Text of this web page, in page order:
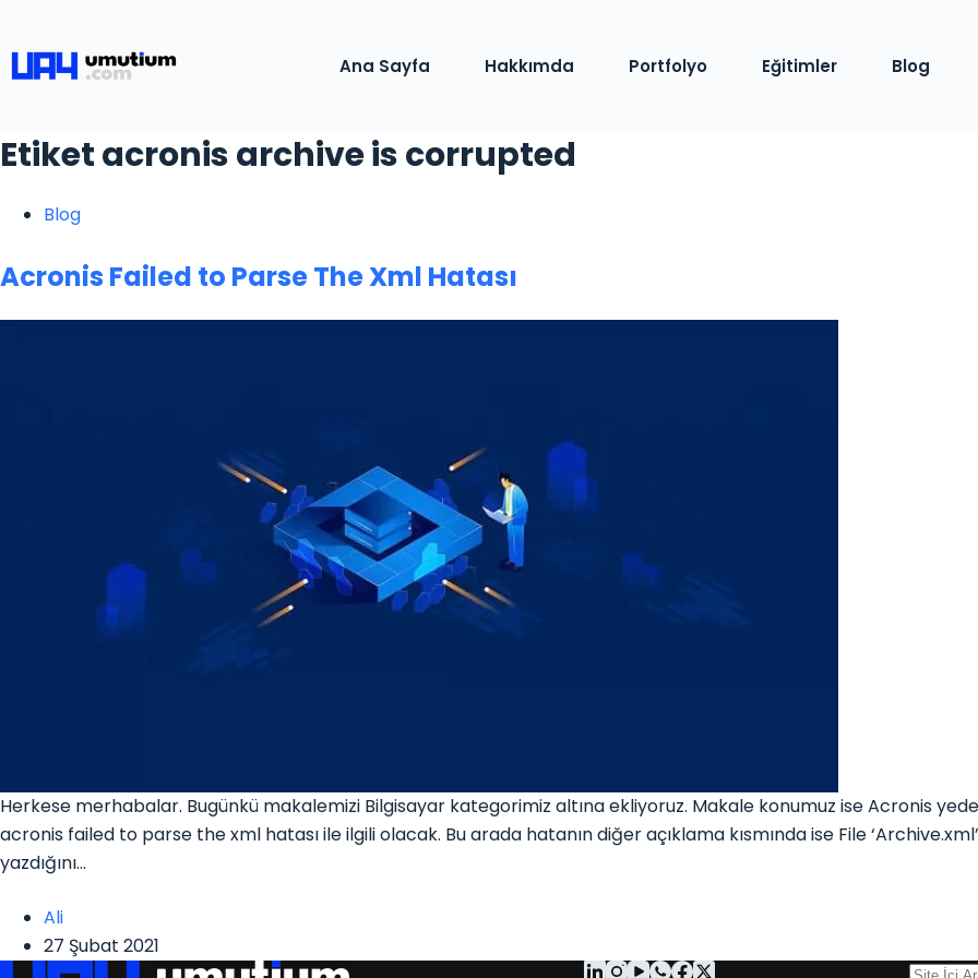
Ana Sayfa Hakkımda Portfolyo Eğitimler Blog
Etiketacronis archive is corrupted
Blog
Acronis Failed to Parse The Xml Hatası
Herkese merhabalar. Bugünkü makalemizi Bilgisayar kategorimiz altına ekliyoruz. Makale konumuz ise Acronis
acronis failed to parse the xml hatası ile ilgili olacak. Bu arada hatanın diğer açıklama kısmında ise File
yazdığını…
Ali
27 Şubat 2021